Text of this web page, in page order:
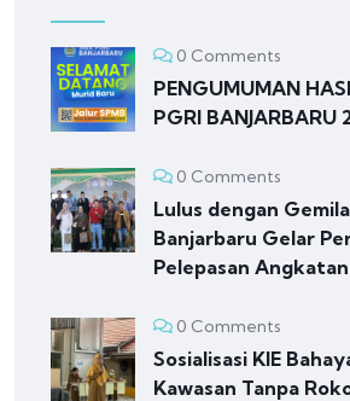
0 Comments
PENGUMUMAN
PGRI BANJARBARU
0 Comments
Lulus dengan
Banjarbaru Gelar
Pelepasan
0 Comments
Sosialisasi KIE
Kawasan Tanpa